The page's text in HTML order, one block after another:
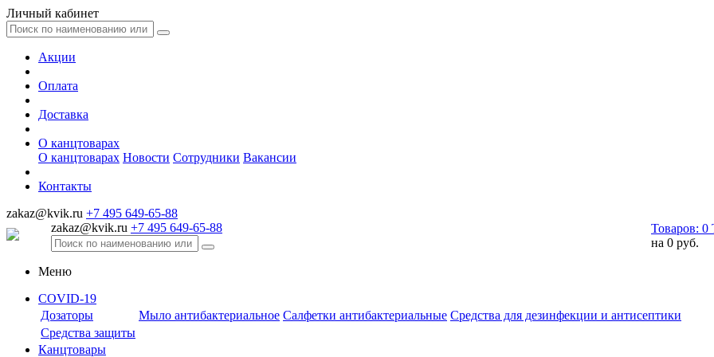
Личный кабинет
Акции
Оплата
Доставка
О канцтоварах
О канцтоварах Новости Сотрудники Вакансии
Контакты
zakaz@kvik.ru +7 495 649-65-88
zakaz@kvik.ru +7 495 649-65-88 Товаров: 0
на 0 руб.
Меню
COVID-19
Дозаторы
Мыло антибактериальное Салфетки антибактериальные Средства для дезинфекции и антисептики
Средства защиты
Канцтовары